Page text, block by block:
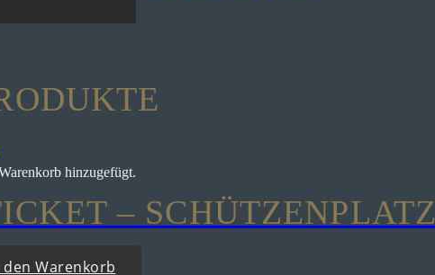
hinzugefügt.
– SCHÜTZENPLATZ
den Warenkorb